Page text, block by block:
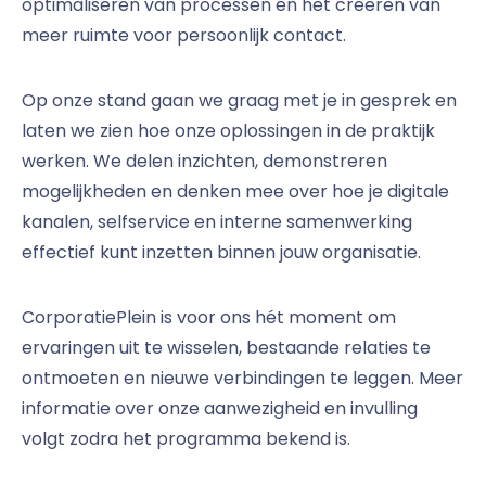
optimaliseren van processen en het creëren van
meer ruimte voor persoonlijk contact.
Op onze stand gaan we graag met je in gesprek en
laten we zien hoe onze oplossingen in de praktijk
werken. We delen inzichten, demonstreren
mogelijkheden en denken mee over hoe je digitale
kanalen, selfservice en interne samenwerking
effectief kunt inzetten binnen jouw organisatie.
CorporatiePlein is voor ons hét moment om
ervaringen uit te wisselen, bestaande relaties te
ontmoeten en nieuwe verbindingen te leggen. Meer
informatie over onze aanwezigheid en invulling
volgt zodra het programma bekend is.